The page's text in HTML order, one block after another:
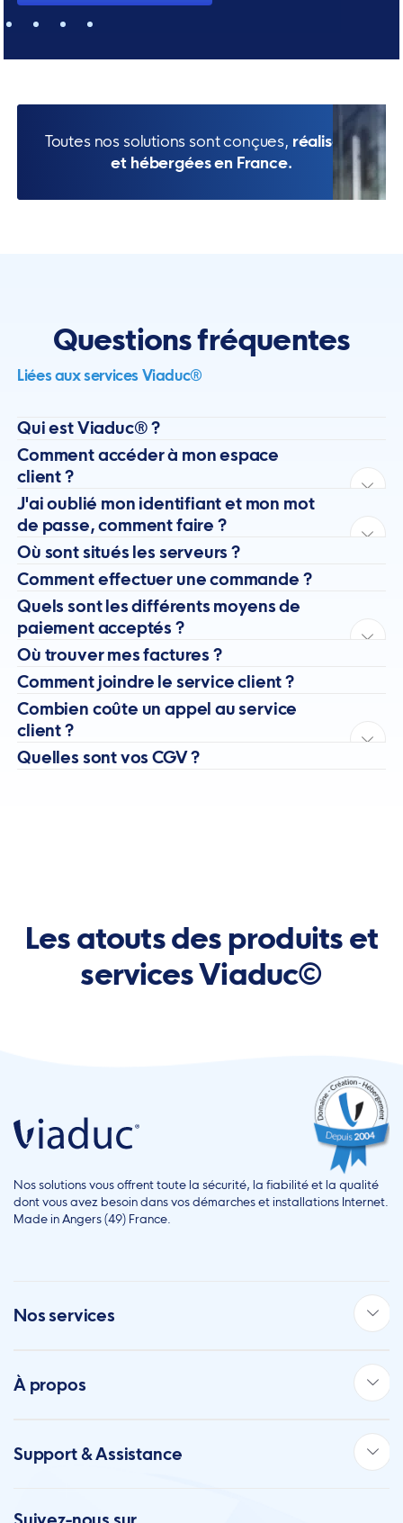
Toutes nos solutions sont conçues, réalisées
et hébergées en France.
Questions fréquentes
Liées aux services Viaduc®
Qui est Viaduc® ?
Comment accéder à mon espace
client ?
J'ai oublié mon identifiant et mon mot
de passe, comment faire ?
Où sont situés les serveurs ?
Comment effectuer une commande ?
Quels sont les différents moyens de
paiement acceptés ?
Où trouver mes factures ?
Comment joindre le service client ?
Combien coûte un appel au service
client ?
Quelles sont vos CGV ?
Les atouts des produits et
services Viaduc©
Nos solutions vous offrent toute la sécurité, la fiabilité et la qualité
dont vous avez besoin dans vos démarches et installations Internet.
Made in Angers (49) France.
Nos services
À propos
Support & Assistance